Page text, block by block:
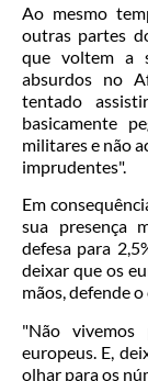
Ao mesmo
outras partes
que voltem a
absurdos no
tentado
basicamente
militares e não
imprudentes".
Em
sua presença
defesa para
deixar que os
mãos, defende
"Não vivemos
europeus. E,
olhar para os